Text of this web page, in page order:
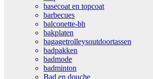
basecoat en topcoat
barbecues
balconette-bh
bakplaten
bagagetrolleysoutdoortassen
badpakken
badmode
badminton
Bad en douche